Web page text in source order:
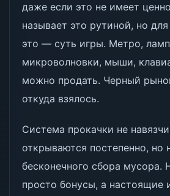
даже если это не имеет
называет это рутиной, но
это — суть игры. Метро,
микроволновки, мыши,
можно продать. Черный
откуда взялось.
Система прокачки не
открываются постепенно, но
бесконечного сбора
просто бонусы, а настоящие